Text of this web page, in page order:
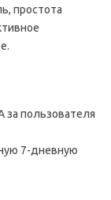
простота
за пользователя
7-дневную